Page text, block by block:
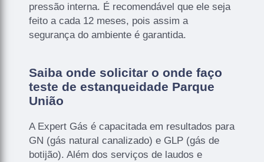
pressão interna. É recomendável que ele seja
feito a cada 12 meses, pois assim a
segurança do ambiente é garantida.
Saiba onde solicitar o onde faço
teste de estanqueidade Parque
União
A Expert Gás é capacitada em resultados para
GN (gás natural canalizado) e GLP (gás de
botijão). Além dos serviços de laudos e